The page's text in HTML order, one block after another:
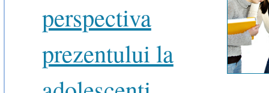
perspectiva
prezentului la